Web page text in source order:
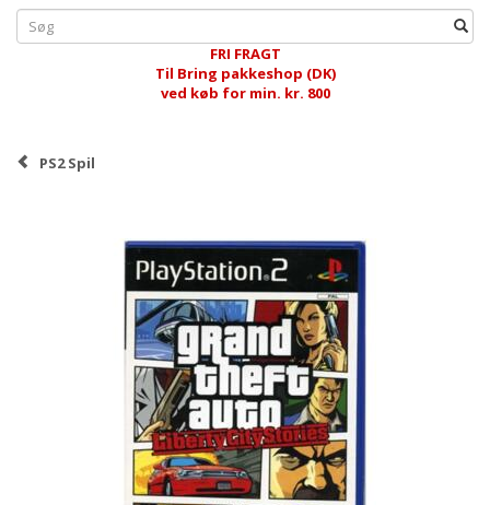
FRI FRAGT
Til Bring pakkeshop (DK)
ved køb for min. kr. 800
PS2 Spil